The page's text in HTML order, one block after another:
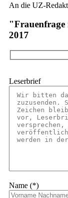
An die UZ-
"Frauenfrage
2017
Leserbrief
Name (*)